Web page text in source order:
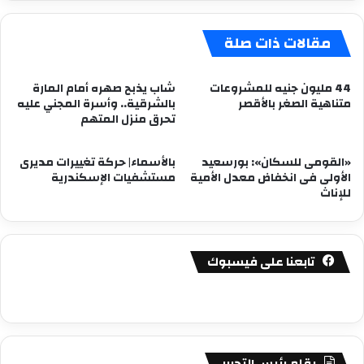
مقالات ذات صلة
44 مليون جنيه للمشروعات
متناهية الصغر بالأقصر
شاب يذبح صهره أمام المارة
بالشرقية.. وأسرة المجني عليه
تحرق منزل المتهم
«القومى للسكان»: بورسعيد
الأولى فى انخفاض معدل الأمية
للإناث
بالأسماء| حركة تغييرات مديرى
مستشفيات الإسكندرية
تابعنا على فيسبوك